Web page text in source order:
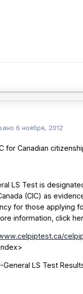
6 ноября, 2012
for Canadian
LS Test is
(CIC) as
for those applying
information, click
General LS Test